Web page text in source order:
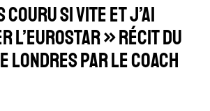
SI VITE ET J’AI
L’EUROSTAR » RÉCIT DU
LONDRES PAR LE COACH